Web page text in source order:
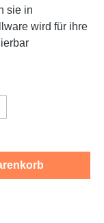
sie in
wird für ihre